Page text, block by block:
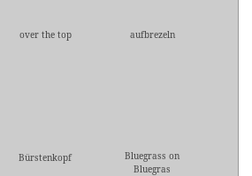
over the top aufbrezeln
Bürstenkopf
Bluegrass on
Bluegras